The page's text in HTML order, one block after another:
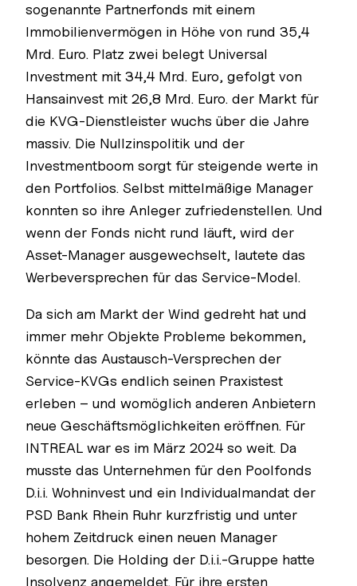
sogenannte Partnerfonds mit einem
Immobilienvermögen in Höhe von rund 35,4
Mrd. Euro. Platz zwei belegt Universal
Investment mit 34,4 Mrd. Euro, gefolgt von
Hansainvest mit 26,8 Mrd. Euro. der Markt für
die KVG-Dienstleister wuchs über die Jahre
massiv. Die Nullzinspolitik und der
Investmentboom sorgt für steigende werte in
den Portfolios. Selbst mittelmäßige Manager
konnten so ihre Anleger zufriedenstellen. Und
wenn der Fonds nicht rund läuft, wird der
Asset-Manager ausgewechselt, lautete das
Werbeversprechen für das Service-Model.
Da sich am Markt der Wind gedreht hat und
immer mehr Objekte Probleme bekommen,
könnte das Austausch-Versprechen der
Service-KVGs endlich seinen Praxistest
erleben – und womöglich anderen Anbietern
neue Geschäftsmöglichkeiten eröffnen. Für
INTREAL war es im März 2024 so weit. Da
musste das Unternehmen für den Poolfonds
D.i.i. Wohninvest und ein Individualmandat der
PSD Bank Rhein Ruhr kurzfristig und unter
hohem Zeitdruck einen neuen Manager
besorgen. Die Holding der D.i.i.-Gruppe hatte
Insolvenz angemeldet. Für ihre ersten